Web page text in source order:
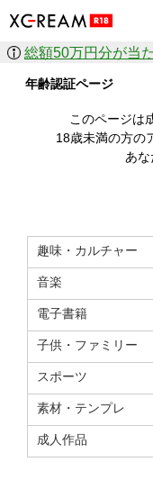
作品を探す
ジャンル
人気のセール中商
すべての作品から
価格の安い順
月間ランキング
年齢認証ページ
このページは
18歳未満の方の
あ
趣味・カルチャー
音楽
電子書籍
子供・ファミリー
スポーツ
素材・テンプレ
成人作品